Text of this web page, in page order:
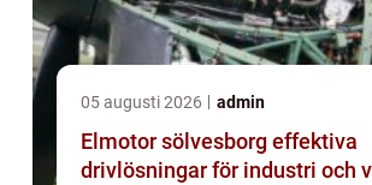
05 augusti 2026 admin
Elmotor sölvesborg effektiva
drivlösningar för industri och